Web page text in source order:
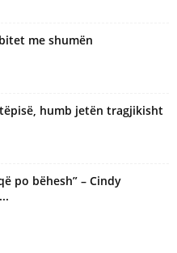
me shumën
humb jetën tragjikisht
po bëhesh” – Cindy